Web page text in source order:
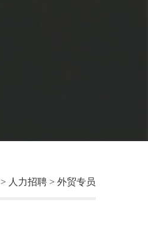
> 人力招聘 > 外贸专员